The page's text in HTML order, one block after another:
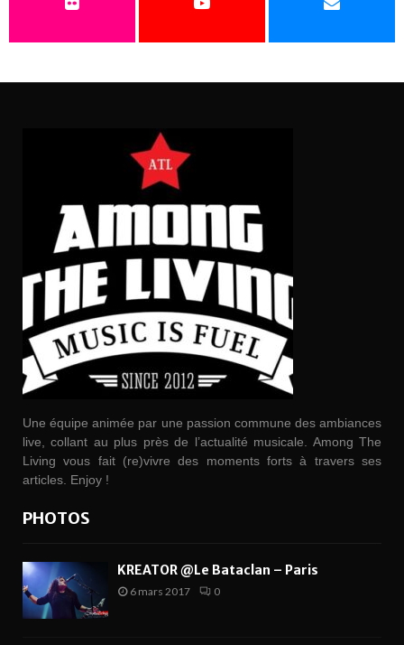
Une équipe animée par une passion commune des ambiances
live, collant au plus près de l’actualité musicale. Among The
Living vous fait (re)vivre des moments forts à travers ses
articles. Enjoy !
PHOTOS
KREATOR @Le Bataclan – Paris
6 mars 2017 0